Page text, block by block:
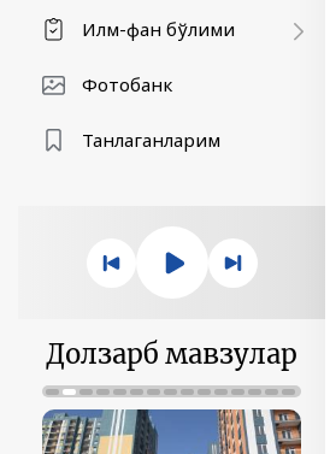
Илм-фан бўлими
Фотобанк
Танлаганларим
Долзарб мавзулар